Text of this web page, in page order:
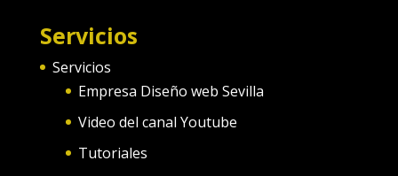
Servicios
Servicios
Empresa Diseño web Sevilla
Video del canal Youtube
Tutoriales